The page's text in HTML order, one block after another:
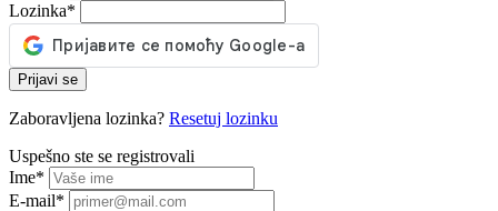
Lozinka*
Prijavi se
Zaboravljena lozinka? Resetuj lozinku
Uspešno ste se registrovali
Ime*
E-mail*